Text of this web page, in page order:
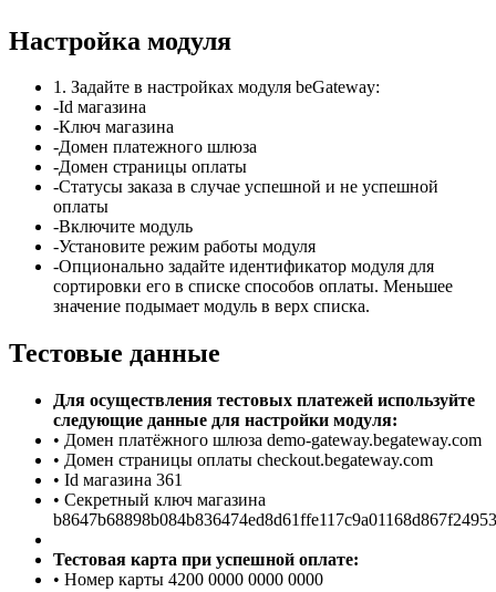
Настройка модуля
1. Задайте в настройках модуля beGateway:
-Id магазина
-Ключ магазина
-Домен платежного шлюза
-Домен страницы оплаты
-Статусы заказа в случае успешной и не успешной
оплаты
-Включите модуль
-Установите режим работы модуля
-Опционально задайте идентификатор модуля для
сортировки его в списке способов оплаты. Меньшее
значение подымает модуль в верх списка.
Тестовые данные
Для осуществления тестовых платежей используйте
следующие данные для настройки модуля:
• Домен платёжного шлюза demo-gateway.begateway.com
• Домен страницы оплаты checkout.begateway.com
• Id магазина 361
• Секретный ключ магазина
Тестовая карта при успешной оплате:
• Номер карты 4200 0000 0000 0000